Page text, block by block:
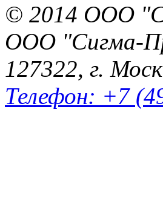
© 2014 ООО
ООО "Сигма-
127322, г.
Телефон: +7